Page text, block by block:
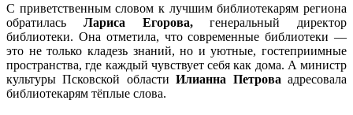
С приветственным словом к лучшим библиотекарям региона
обратилась Лариса Егорова,генеральный директор
библиотеки. Она отметила, что современные библиотеки —
это не только кладезь знаний, но и уютные, гостеприимные
пространства, где каждый чувствует себя как дома. А министр
культуры Псковской областиИлианна Петрова адресовала
библиотекарям тёплые слова.